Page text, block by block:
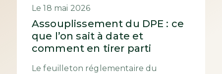
Le 18 mai 2026
Assouplissement du DPE : ce
que l’on sait à date et
comment en tirer parti
Le feuilleton réglementaire du